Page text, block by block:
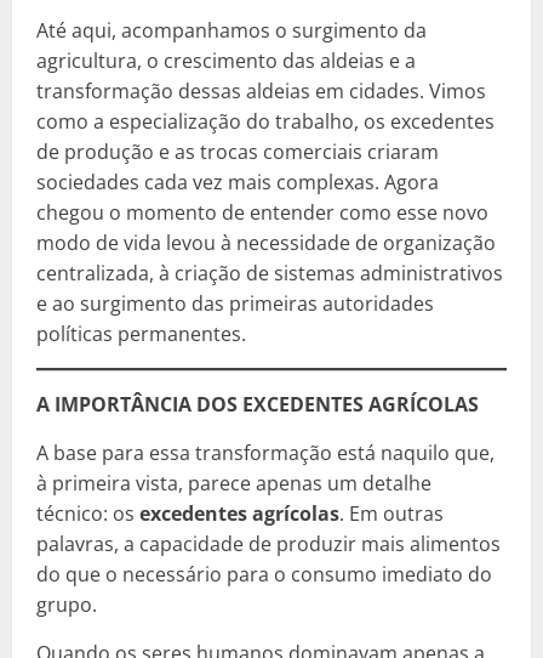
Até aqui, acompanhamos o surgimento da
agricultura, o crescimento das aldeias e a
transformação dessas aldeias em cidades. Vimos
como a especialização do trabalho, os excedentes
de produção e as trocas comerciais criaram
sociedades cada vez mais complexas. Agora
chegou o momento de entender como esse novo
modo de vida levou à necessidade de organização
centralizada, à criação de sistemas administrativos
e ao surgimento das primeiras autoridades
políticas permanentes.
A IMPORTÂNCIA DOS EXCEDENTES AGRÍCOLAS
A base para essa transformação está naquilo que,
à primeira vista, parece apenas um detalhe
técnico: os excedentes agrícolas. Em outras
palavras, a capacidade de produzir mais alimentos
do que o necessário para o consumo imediato do
grupo.